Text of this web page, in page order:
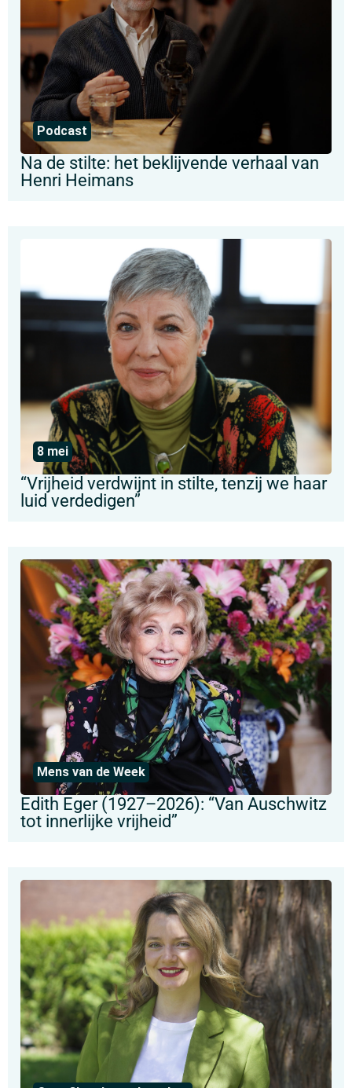
Podcast
Na de stilte: het beklijvende verhaal van
Henri Heimans
8 mei
“Vrijheid verdwijnt in stilte, tenzij we haar
luid verdedigen”
Mens van de Week
Edith Eger (1927–2026): “Van Auschwitz
tot innerlijke vrijheid”